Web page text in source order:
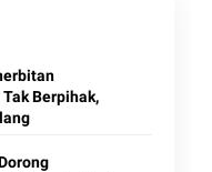
Berpihak,